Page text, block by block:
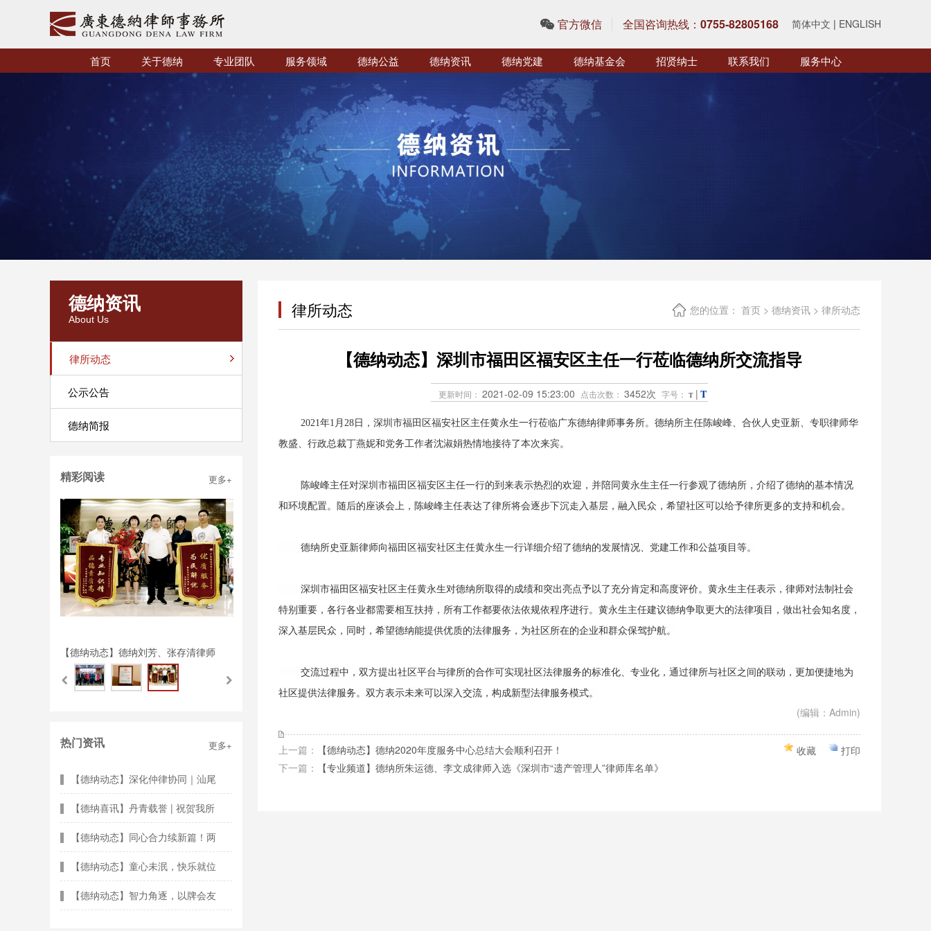
官方微信 全国咨询热线： 0755-82805168 简体中文 | ENGLISH
首页 关于德纳 专业团队 服务领域 德纳公益 德纳资讯 德纳党建 德纳基金会 招贤纳士 联系我们 服务中心
律所动态 您的位置： 首页 > 德纳资讯 > 律所动态
【德纳动态】深圳市福田区福安区主任一行莅临德纳所交流指导
更新时间： 2021-02-09 15:23:00 点击次数： 3452次 字号： T | T
2021年1月28日，深圳市福田区福安社区主任黄永生一行莅临广东德纳律师事务所。德纳所主任陈峻峰、合伙人史亚新、专职律师华
教盛、行政总裁丁燕妮和党务工作者沈淑娟热情地接待了本次来宾。
陈峻峰主任对深圳市福田区福安区主任一行的到来表示热烈的欢迎，并陪同黄永生主任一行参观了德纳所，介绍了德纳的基本情况
和环境配置。随后的座谈会上，陈峻峰主任表达了律所将会逐步下沉走入基层，融入民众，希望社区可以给予律所更多的支持和机会。
德纳所史亚新律师向福田区福安社区主任黄永生一行详细介绍了德纳的发展情况、党建工作和公益项目等。
深圳市福田区福安社区主任黄永生对德纳所取得的成绩和突出亮点予以了充分肯定和高度评价。 黄永生主任表示，律师对法制社会
特别重要，各行各业都需要相互扶持，所有工作都要依法依规依程序进行。 黄永生主任建议德纳争取更大的法律项目，做出社会知名度，
深入基层民众，同时，希望德纳能提供优质的法律服务，为社区所在的企业和群众保驾护航。
交流过程中，双方提出社区平台与律所的合作可实现社区法律服务的标准化、专业化，通过律所与社区之间的联动，更加便捷地为
社区提供法律服务。 双方表示未来可以深入交流，构成新型法律服务模式。
(编辑：Admin)
上一篇：
【德纳动态】德纳2020年度服务中心总结大会顺利召开！
下一篇：
【专业频道】德纳所朱运德、李文成律师入选《深圳市“遗产管理人”律师库名单》
收藏 打印
德纳资讯
About Us
律所动态
公示公告
德纳简报
精彩阅读 更多+
融汇拓新 合力共赢——德纳律所2
热门资讯 更多+
【德纳动态】深化仲律协同｜汕尾
【德纳喜讯】丹青载誉 | 祝贺我所
【德纳动态】同心合力续新篇！两
【德纳动态】童心未泯，快乐就位
【德纳动态】智力角逐，以牌会友